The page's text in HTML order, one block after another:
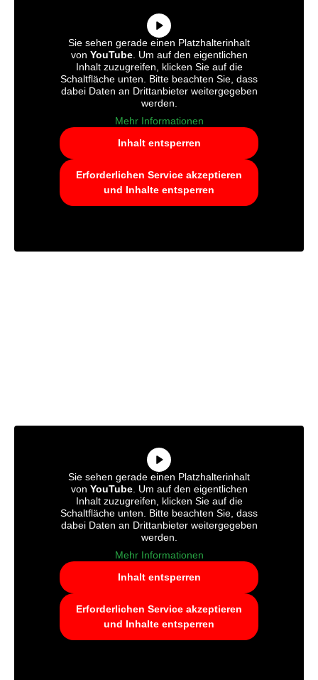
Sie sehen gerade einen Platzhalterinhalt
von YouTube. Um auf den eigentlichen
Inhalt zuzugreifen, klicken Sie auf die
Schaltfläche unten. Bitte beachten Sie, dass
dabei Daten an Drittanbieter weitergegeben
werden.
Mehr Informationen
Inhalt entsperren
Erforderlichen Service akzeptieren
und Inhalte entsperren
Sie sehen gerade einen Platzhalterinhalt
von YouTube. Um auf den eigentlichen
Inhalt zuzugreifen, klicken Sie auf die
Schaltfläche unten. Bitte beachten Sie, dass
dabei Daten an Drittanbieter weitergegeben
werden.
Mehr Informationen
Inhalt entsperren
Erforderlichen Service akzeptieren
und Inhalte entsperren